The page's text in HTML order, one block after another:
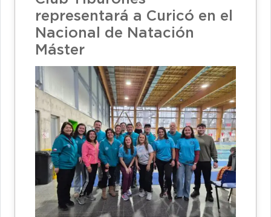
representará a Curicó en el
Nacional de Natación
Máster